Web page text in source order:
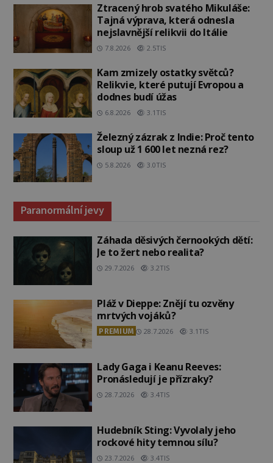
Ztracený hrob svatého Mikuláše:
Tajná výprava, která odnesla
nejslavnější relikvii do Itálie
7.8.2026 2.5TIS
Kam zmizely ostatky světců?
Relikvie, které putují Evropou a
dodnes budí úžas
6.8.2026 3.1TIS
Železný zázrak z Indie: Proč tento
sloup už 1 600 let nezná rez?
5.8.2026 3.0TIS
Paranormální jevy
Záhada děsivých černookých dětí:
Je to žert nebo realita?
29.7.2026 3.2TIS
Pláž v Dieppe: Znějí tu ozvěny
mrtvých vojáků?
PREMIUM 28.7.2026 3.1TIS
Lady Gaga i Keanu Reeves:
Pronásledují je přízraky?
28.7.2026 3.4TIS
Hudebník Sting: Vyvolaly jeho
rockové hity temnou sílu?
23.7.2026 3.4TIS